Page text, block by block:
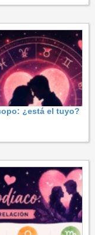
¿está el tuyo?